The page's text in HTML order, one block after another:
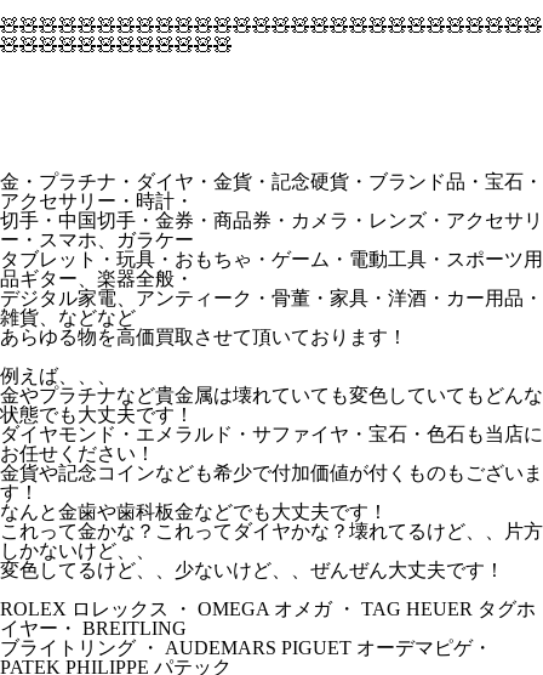
🧸🧸🧸🧸🧸🧸🧸🧸🧸🧸🧸🧸🧸🧸🧸🧸🧸🧸🧸🧸🧸🧸🧸🧸🧸🧸🧸🧸
🧸🧸🧸🧸🧸🧸🧸🧸🧸🧸🧸🧸
金・プラチナ・ダイヤ・金貨・記念硬貨・ブランド品・宝石・
アクセサリー・時計・
切手・中国切手・金券・商品券・カメラ・レンズ・アクセサリ
ー・スマホ、ガラケー
タブレット・玩具・おもちゃ・ゲーム・電動工具・スポーツ用
品ギター、楽器全般・
デジタル家電、アンティーク・骨董・家具・洋酒・カー用品・
雑貨、などなど
あらゆる物を高価買取させて頂いております！
例えば、、、
金やプラチナなど貴金属は壊れていても変色していてもどんな
状態でも大丈夫です！
ダイヤモンド・エメラルド・サファイヤ・宝石・色石も当店に
お任せください！
金貨や記念コインなども希少で付加価値が付くものもございま
す！
なんと金歯や歯科板金などでも大丈夫です！
これって金かな？これってダイヤかな？壊れてるけど、、片方
しかないけど、、
変色してるけど、、少ないけど、、ぜんぜん大丈夫です！
ROLEX ロレックス ・ OMEGA オメガ ・ TAG HEUER タグホ
イヤー・ BREITLING
ブライトリング ・ AUDEMARS PIGUET オーデマピゲ・
PATEK PHILIPPE パテック